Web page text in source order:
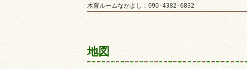
木育ルームなかよし：090-4382-6832
地図